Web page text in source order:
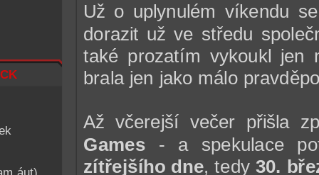
áut)
Už o uplynulém víkendu
dorazit už ve středu
také prozatím vykoukl jen
brala jen jako málo
Až včerejší večer přišla
Games - a spekulace
zítřejšího dne, tedy 30.